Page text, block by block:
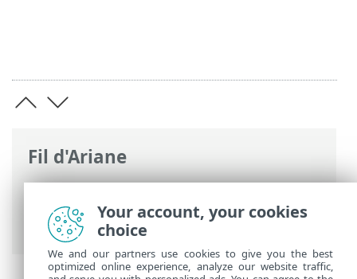
Fil d'Ariane
Aide en ligne d'ESET>ESET PROTECT On-
Prem>Installer> Installation tout-en-un
sur Windows (recommandé)
Your account, your cookies
choice
We and our partners use cookies to give you the best
optimized online experience, analyze our website traffic,